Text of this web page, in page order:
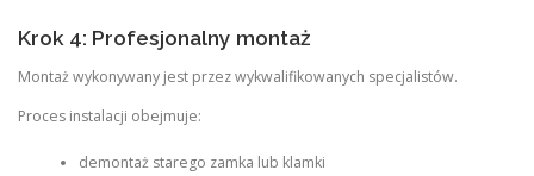
Krok 4: Profesjonalny montaż
Montaż wykonywany jest przez wykwalifikowanych specjalistów.
Proces instalacji obejmuje:
demontaż starego zamka lub klamki